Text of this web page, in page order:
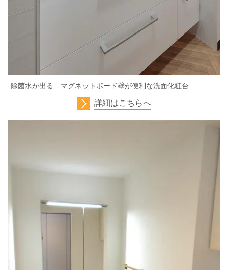
除菌水が出る マグネットボード壁が便利な洗面化粧台
詳細はこちらへ